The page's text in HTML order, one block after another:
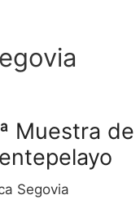
Muestra de
Segovia